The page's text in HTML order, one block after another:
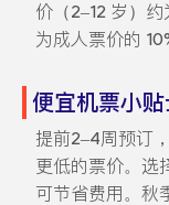
价（2–12 岁）
为成人票价的
便宜机票小贴
提前2–4周预订
更低的票价。选
可节省费用。秋